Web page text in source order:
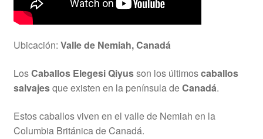
Ubicación: Valle de Nemiah, Canadá
LosCaballos Elegesi Qiyusson los últimoscaballos
salvajesque existen en la península deCanadá.
Estos caballos viven en el valle de Nemiah en la
Columbia Británica de Canadá.